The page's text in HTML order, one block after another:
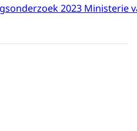
2023 Ministerie